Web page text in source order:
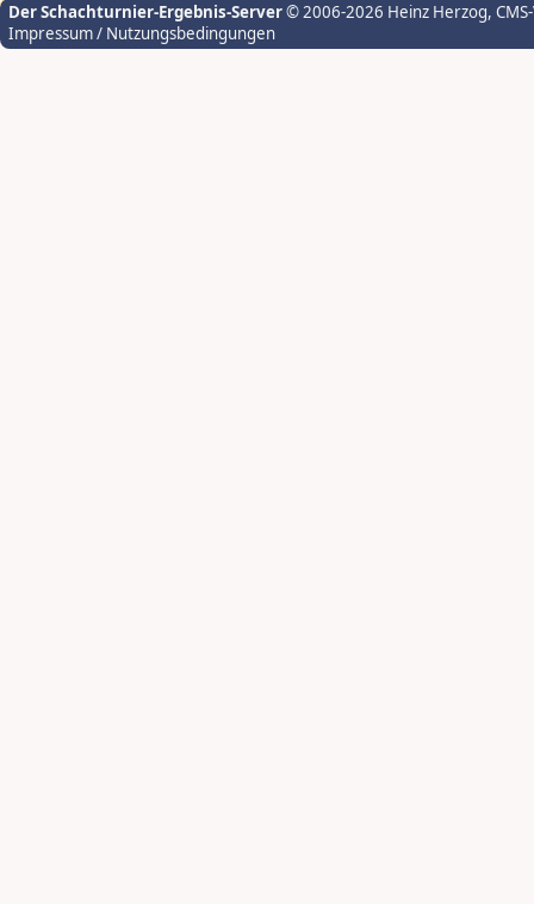
Der Schachturnier-Ergebnis-Server© 2006-2026 Heinz Herzog,
Impressum / Nutzungsbedingungen